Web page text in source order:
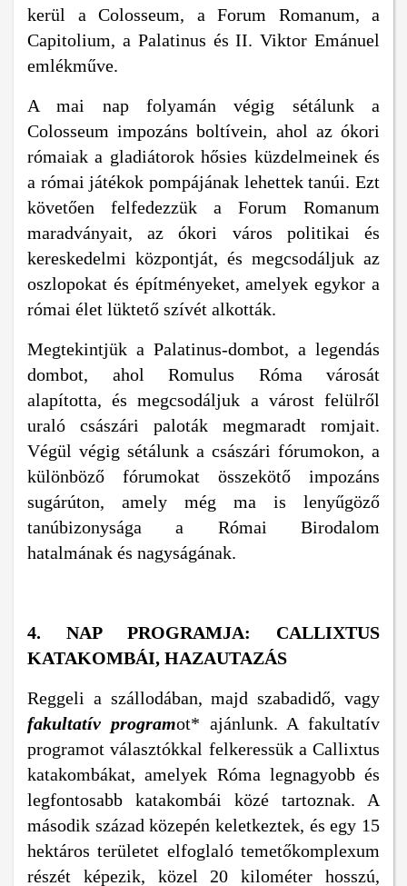
kerül a Colosseum, a Forum Romanum, a
Capitolium, a Palatinus és II. Viktor Emánuel
emlékműve.
A mai nap folyamán végig sétálunk a
Colosseum impozáns boltívein, ahol az ókori
rómaiak a gladiátorok hősies küzdelmeinek és
a római játékok pompájának lehettek tanúi. Ezt
követően felfedezzük a Forum Romanum
maradványait, az ókori város politikai és
kereskedelmi központját, és megcsodáljuk az
oszlopokat és építményeket, amelyek egykor a
római élet lüktető szívét alkották.
Megtekintjük a Palatinus-dombot, a legendás
dombot, ahol Romulus Róma városát
alapította, és megcsodáljuk a várost felülről
uraló császári paloták megmaradt romjait.
Végül végig sétálunk a császári fórumokon, a
különböző fórumokat összekötő impozáns
sugárúton, amely még ma is lenyűgöző
tanúbizonysága a Római Birodalom
hatalmának és nagyságának.
4. NAP PROGRAMJA: CALLIXTUS
KATAKOMBÁI, HAZAUTAZÁS
Reggeli a szállodában, majd szabadidő, vagy
fakultatív programot* ajánlunk. A fakultatív
programot választókkal felkeressük a Callixtus
katakombákat, amelyek Róma legnagyobb és
legfontosabb katakombái közé tartoznak. A
második század közepén keletkeztek, és egy 15
hektáros területet elfoglaló temetőkomplexum
részét képezik, közel 20 kilométer hosszú,